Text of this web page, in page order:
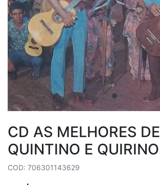
CD AS MELHORES DE
QUINTINO E QUIRINO
COD: 706301143629